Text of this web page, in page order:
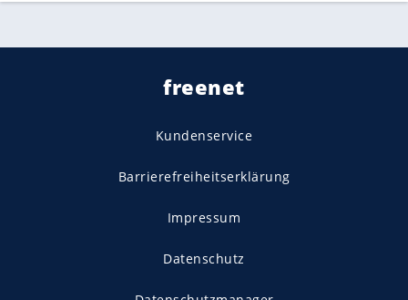
freenet
Kundenservice
Barrierefreiheitserklärung
Impressum
Datenschutz